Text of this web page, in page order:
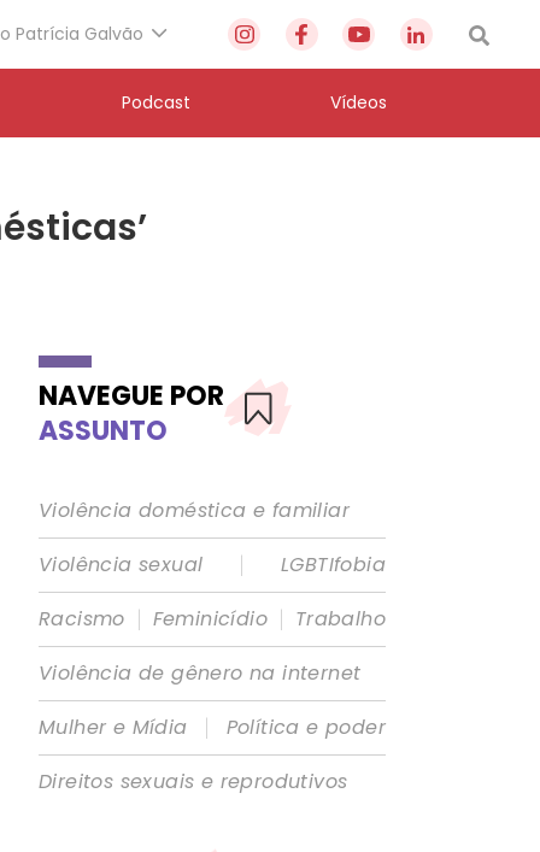
Patrícia Galvão
Podcast Vídeos
NAVEGUE POR
ASSUNTO
Violência doméstica e familiar
Violência sexual
|
LGBTIfobia
Racismo | Feminicídio | Trabalho
Violência de gênero na internet
Mulher e Mídia
|
Política e poder
Direitos sexuais e reprodutivos